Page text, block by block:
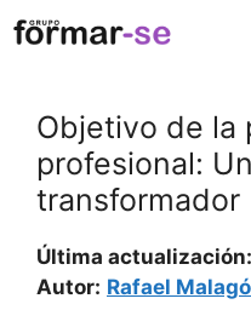
Saltar
al
Objetivo de la
profesional:
transformador
Última actualización:
Autor: Rafael